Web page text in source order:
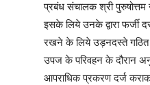
प्रबंध संचालक श्री पुरुषोत्तम
इसके लिये उनके द्वारा फर्जी
रखने के लिये उड़नदस्ते गठित
उपज के परिवहन के दौरान
आपराधिक प्रकरण दर्ज